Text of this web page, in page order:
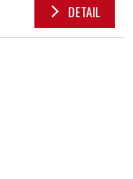
DETAIL